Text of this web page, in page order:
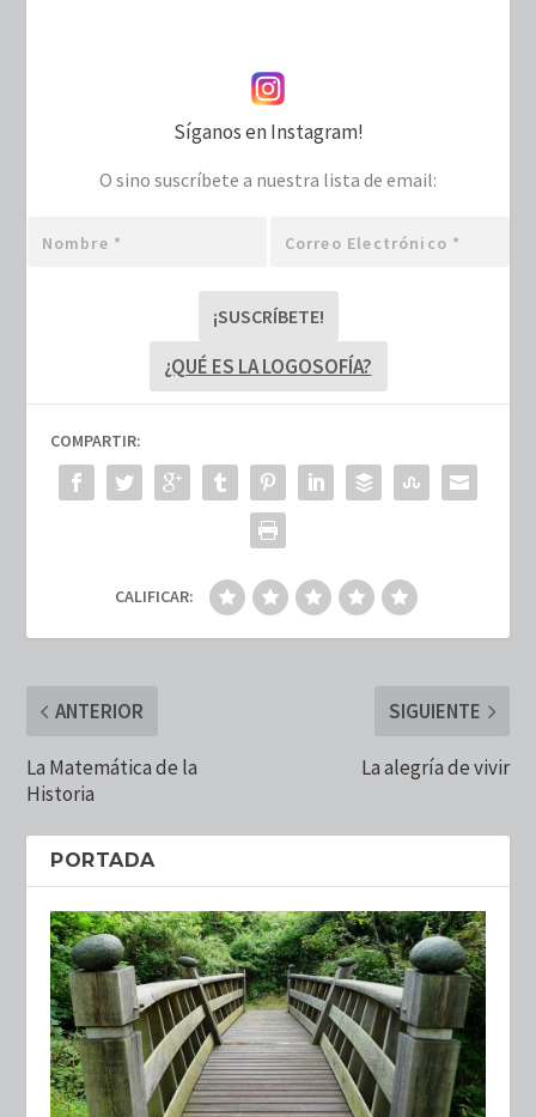
Síganos en Instagram!
O sino suscríbete a nuestra lista de email:
electrónico
¿QUÉ ES LA LOGOSOFÍA?
COMPARTIR:
CALIFICAR:
ANTERIOR
La Matemática de la
Historia
SIGUIENTE
La alegría de vivir
PORTADA